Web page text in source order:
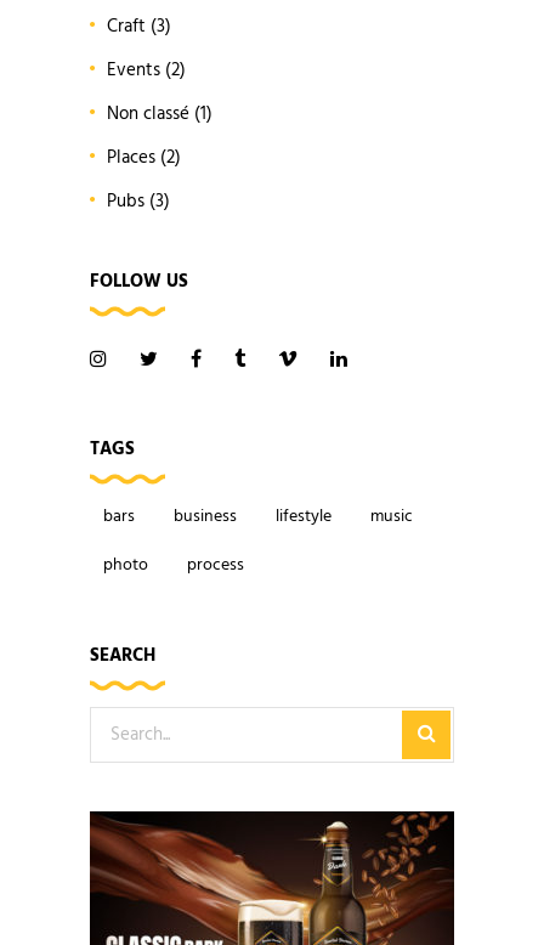
Craft (3)
Events (2)
Non classé (1)
Places (2)
Pubs (3)
FOLLOW US
TAGS
bars business lifestyle
music
photo
process
SEARCH
Search
for: